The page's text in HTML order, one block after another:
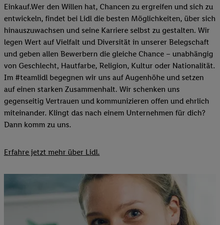
Einkauf.Wer den Willen hat, Chancen zu ergreifen und sich zu
entwickeln, findet bei Lidl die besten Möglichkeiten, über sich
hinauszuwachsen und seine Karriere selbst zu gestalten. Wir
legen Wert auf Vielfalt und Diversität in unserer Belegschaft
und geben allen Bewerbern die gleiche Chance – unabhängig
von Geschlecht, Hautfarbe, Religion, Kultur oder Nationalität.
Im #teamlidl begegnen wir uns auf Augenhöhe und setzen
auf einen starken Zusammenhalt. Wir schenken uns
gegenseitig Vertrauen und kommunizieren offen und ehrlich
miteinander. Klingt das nach einem Unternehmen für dich?
Dann komm zu uns.​
Erfahre jetzt mehr über Lidl.